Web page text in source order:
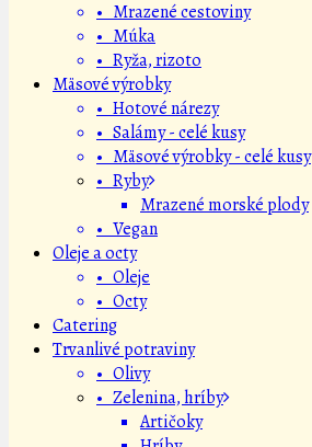
• Mrazené cestoviny
• Múka
• Ryža, rizoto
Mäsové výrobky
• Hotové nárezy
• Salámy - celé kusy
• Mäsové výrobky - celé kusy
• Ryby
Mrazené morské plody
• Vegan
Oleje a octy
• Oleje
• Octy
Catering
Trvanlivé potraviny
• Olivy
• Zelenina, hríby
Artičoky